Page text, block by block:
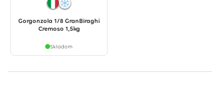
Gorgonzola 1/8 GranBiraghi
Cremoso 1,5kg
Skladom